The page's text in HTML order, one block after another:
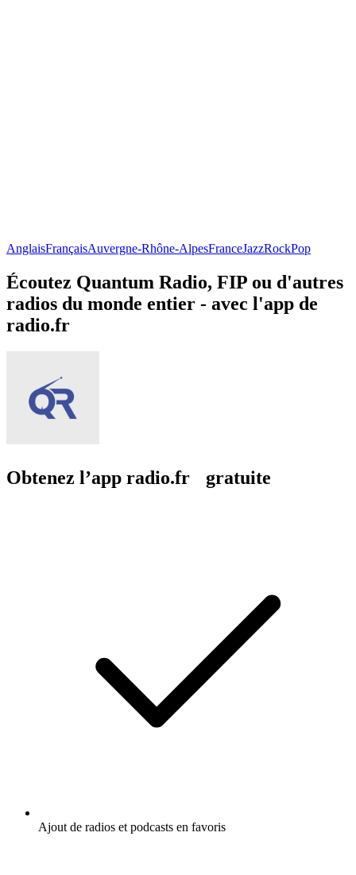
AnglaisFrançaisAuvergne-Rhône-AlpesFranceJazzRockPop
Écoutez Quantum Radio, FIP ou d'autres
radios du monde entier - avec l'app de
radio.fr
Obtenez l’app radio.fr gratuite
Ajout de radios et podcasts en favoris